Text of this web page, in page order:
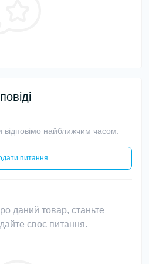
відповімо найближчим часом.
питання
даний товар, станьте
своє питання.